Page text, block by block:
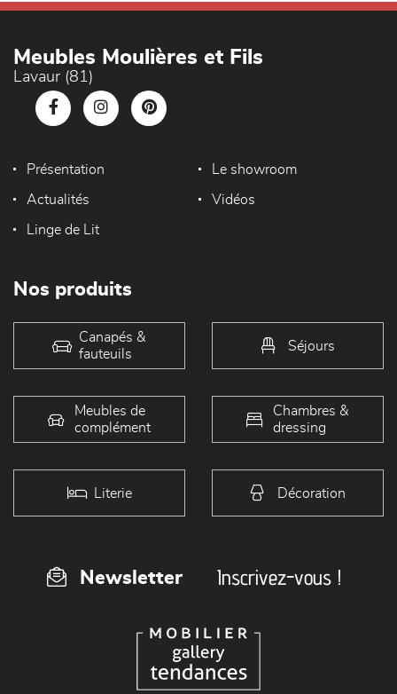
Meubles Moulières et Fils
Lavaur (81)
Présentation Le showroom
Actualités Vidéos
Linge de Lit
Nos produits
Canapés &
fauteuils
Séjours
Meubles de
complément
Chambres &
dressing
Literie Décoration
Newsletter Inscrivez-vous !